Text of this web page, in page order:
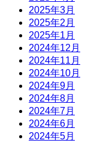
2025年3月
2025年2月
2025年1月
2024年12月
2024年11月
2024年10月
2024年9月
2024年8月
2024年7月
2024年6月
2024年5月